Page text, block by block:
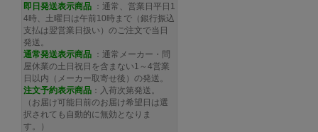
即日発送表示商品 ：通常、営業日平日1
4時、土曜日は午前10時まで（銀行振込
支払は翌営業日扱い）のご注文で当日
発送。
通常発送表示商品 ：通常メーカー・問
屋休業の土日祝日を含まない1～4営業
日以内（メーカー取寄せ後）の発送。
注文予約表示商品 ：入荷次第発送。
（お届け可能日前のお届け希望日は選
択されても自動的に無効となりま
す。）